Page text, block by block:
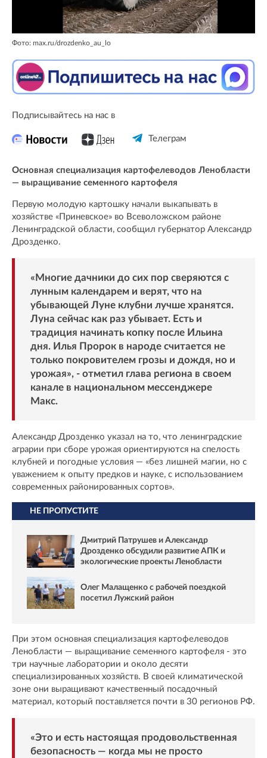
Фото: max.ru/drozdenko_au_lo
Подписывайтесь на нас в
Телеграм
Основная специализация картофелеводов Ленобласти
— выращивание семенного картофеля
Первую молодую картошку начали выкапывать в
хозяйстве «Приневское» во Всеволожском районе
Ленинградской области, сообщил губернатор Александр
Дрозденко.
«Многие дачники до сих пор сверяются с
лунным календарем и верят, что на
убывающей Луне клубни лучше хранятся.
Луна сейчас как раз убывает. Есть и
традиция начинать копку после Ильина
дня. Илья Пророк в народе считается не
только покровителем грозы и дождя, но и
урожая», - отметил глава региона в своем
канале в национальном мессенджере
Макс.
Александр Дрозденко указал на то, что ленинградские
аграрии при сборе урожая ориентируются на спелость
клубней и погодные условия — «без лишней магии, но с
уважением к опыту предков и науке, с использованием
современных районированных сортов».
НЕ ПРОПУСТИТЕ
Дмитрий Патрушев и Александр
Дрозденко обсудили развитие АПК и
экологические проекты Ленобласти
Олег Малащенко с рабочей поездкой
посетил Лужский район
При этом основная специализация картофелеводов
Ленобласти — выращивание семенного картофеля - это
три научные лаборатории и около десяти
специализированных хозяйств. В своей климатической
зоне они выращивают качественный посадочный
материал, который поставляется почти в 30 регионов РФ.
«Это и есть настоящая продовольственная
безопасность — когда мы не просто